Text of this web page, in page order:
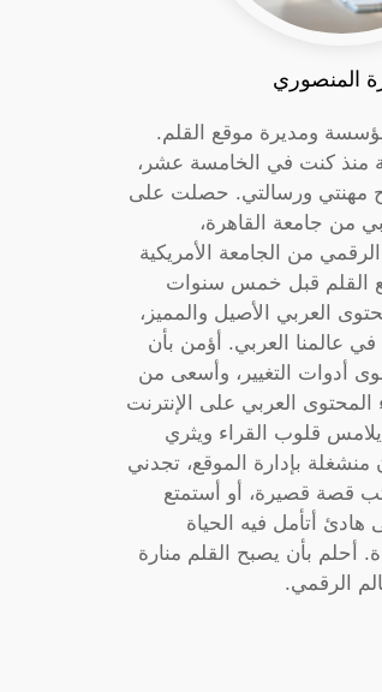
المنصوري
ومديرة موقع القلم.
منذ كنت في الخامسة عشر،
مهنتي ورسالتي. حصلت على
من جامعة القاهرة،
من الجامعة الأمريكية
قبل خمس سنوات
العربي الأصيل والمميز،
عالمنا العربي. أؤمن بأن
أدوات التغيير، وأسعى من
العربي على الإنترنت
قلوب القراء ويثري
منشغلة بإدارة الموقع، تجدني
قصة قصيرة، أو أستمتع
أتأمل فيه الحياة
أحلم بأن يصبح القلم منارة
الرقمي.